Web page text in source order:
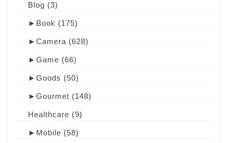
Blog (3)
► Book (175)
► Camera (628)
► Game (66)
► Goods (50)
► Gourmet (148)
Healthcare (9)
► Mobile (58)